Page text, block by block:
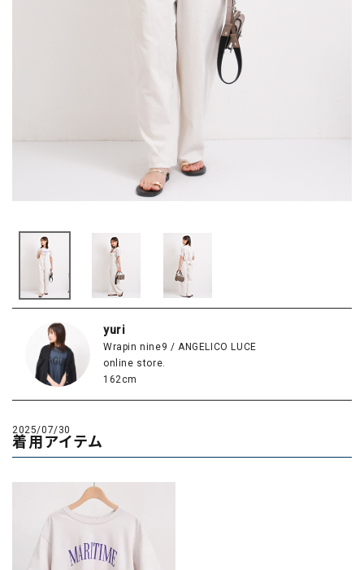
yuri
Wrapin nine9 / ANGELICO LUCE
online store.
162cm
2025/07/30
着用アイテム